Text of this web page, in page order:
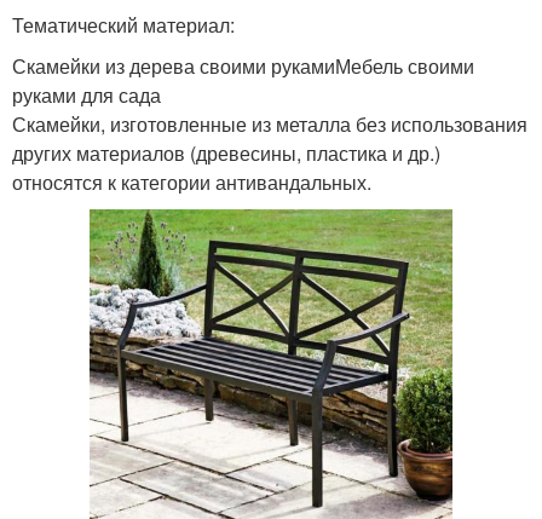
Тематический материал:
Скамейки из дерева своими рукамиМебель своими
руками для сада
Скамейки, изготовленные из металла без использования
других материалов (древесины, пластика и др.)
относятся к категории антивандальных.